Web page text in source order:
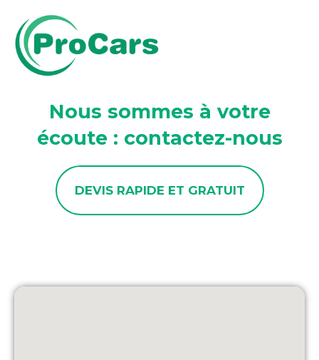
contenu
Nous sommes à votre
écoute : contactez-nous
DEVIS RAPIDE ET GRATUIT